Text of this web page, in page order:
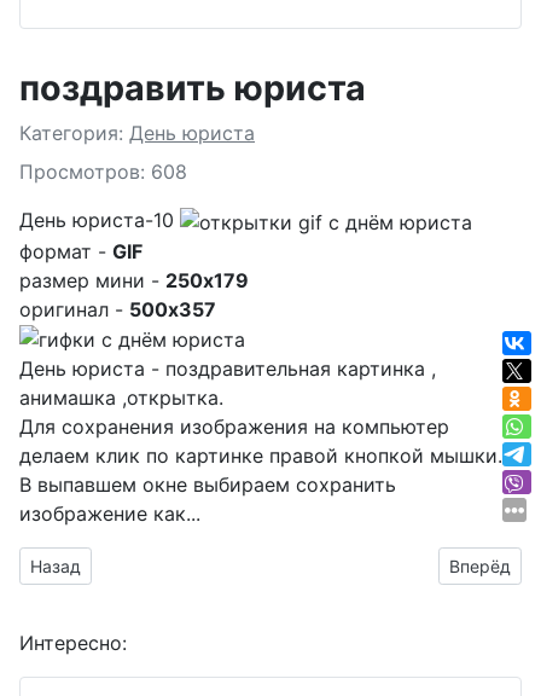
поздравить юриста
Подробности
Категория: День юриста
Просмотров: 608
День юриста-10
формат - GIF
размер мини - 250x179
оригинал - 500x357
День юриста - поздравительная картинка ,
анимашка ,открытка.
Для сохранения изображения на компьютер
делаем клик по картинке правой кнопкой мышки.
В выпавшем окне выбираем сохранить
изображение как...
Предыдущий материал: С днем юриста картинки
Назад Вперёд
Интересно: